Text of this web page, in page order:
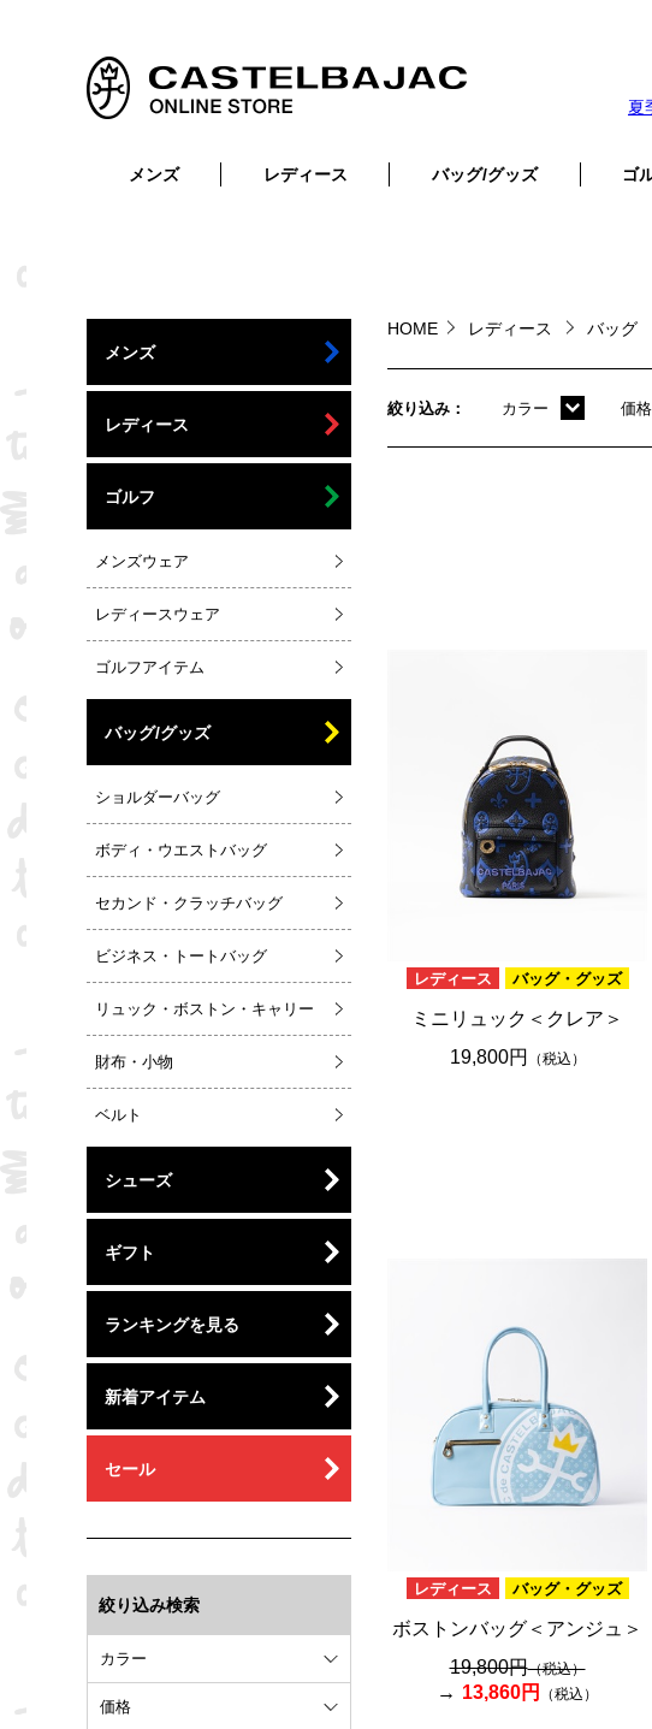
夏
メンズ
ボトムス
バッグ
レディース
小物
バッグ
バッグ/グッズ
セカンド・クラッチバッグ
ビジネス・トートバッグ
靴
ゴ
ゴルフアイテム
メンズ
レディース
ゴルフ
メンズウェア
レディースウェア
ゴルフアイテム
バッグ/グッズ
ショルダーバッグ
ボディ・ウエストバッグ
セカンド・クラッチバッグ
ビジネス・トートバッグ
リュック・ボストン・キャリー
財布・小物
ベルト
シューズ
ギフト
ランキングを見る
新着アイテム
セール
絞り込み検索
カラー
価格
HOME レディース バッグ
絞り込み カラー
グリーン
イエロー
グレー
パープル
ベージュ
価格
レディース バッグ・グッズ
ミニリュック＜クレア＞
19,800円
（税込）
レディース バッグ・グッズ
ボストンバッグ＜アンジュ＞
19,800円（税込）
13,860円 （税込）